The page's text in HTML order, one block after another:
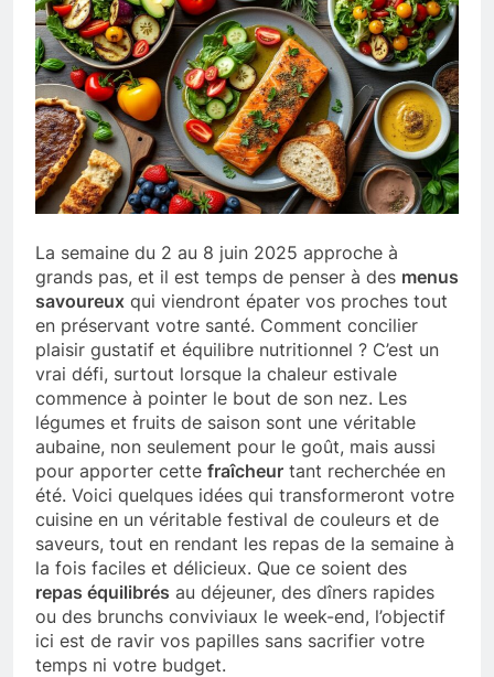
La semaine du 2 au 8 juin 2025 approche à
grands pas, et il est temps de penser à des menus
savoureux qui viendront épater vos proches tout
en préservant votre santé. Comment concilier
plaisir gustatif et équilibre nutritionnel ? C’est un
vrai défi, surtout lorsque la chaleur estivale
commence à pointer le bout de son nez. Les
légumes et fruits de saison sont une véritable
aubaine, non seulement pour le goût, mais aussi
pour apporter cette fraîcheur tant recherchée en
été. Voici quelques idées qui transformeront votre
cuisine en un véritable festival de couleurs et de
saveurs, tout en rendant les repas de la semaine à
la fois faciles et délicieux. Que ce soient des
repas équilibrés au déjeuner, des dîners rapides
ou des brunchs conviviaux le week-end, l’objectif
ici est de ravir vos papilles sans sacrifier votre
temps ni votre budget.